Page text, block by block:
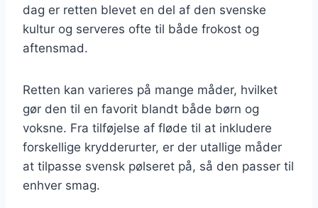
dag er retten blevet en del af den svenske
kultur og serveres ofte til både frokost og
aftensmad.
Retten kan varieres på mange måder, hvilket
gør den til en favorit blandt både børn og
voksne. Fra tilføjelse af fløde til at inkludere
forskellige krydderurter, er der utallige måder
at tilpasse svensk pølseret på, så den passer til
enhver smag.